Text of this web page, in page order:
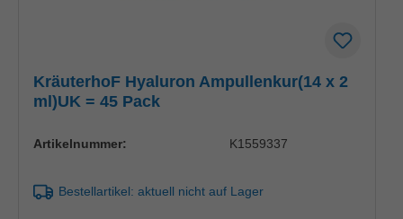
KräuterhoF Hyaluron Ampullenkur(14 x 2
ml)UK = 45 Pack
Artikelnummer: K1559337
Bestellartikel: aktuell nicht auf Lager